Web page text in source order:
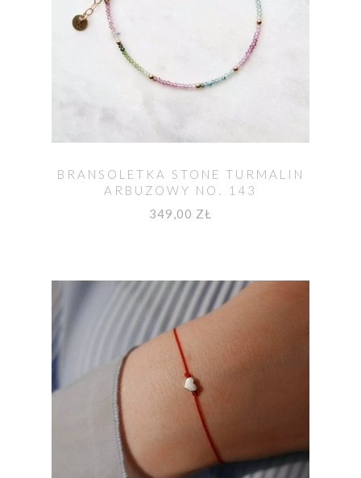
BRANSOLETKA STONE TURMALIN
ARBUZOWY NO. 143
349,00 ZŁ